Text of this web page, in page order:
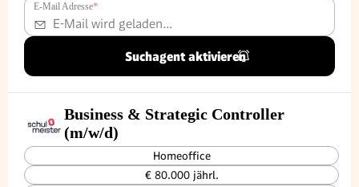
E-Mail Adresse*
Suchagent aktivieren
Business & Strategic Controller
(m/w/d)
Homeoffice
€ 80.000 jährl.